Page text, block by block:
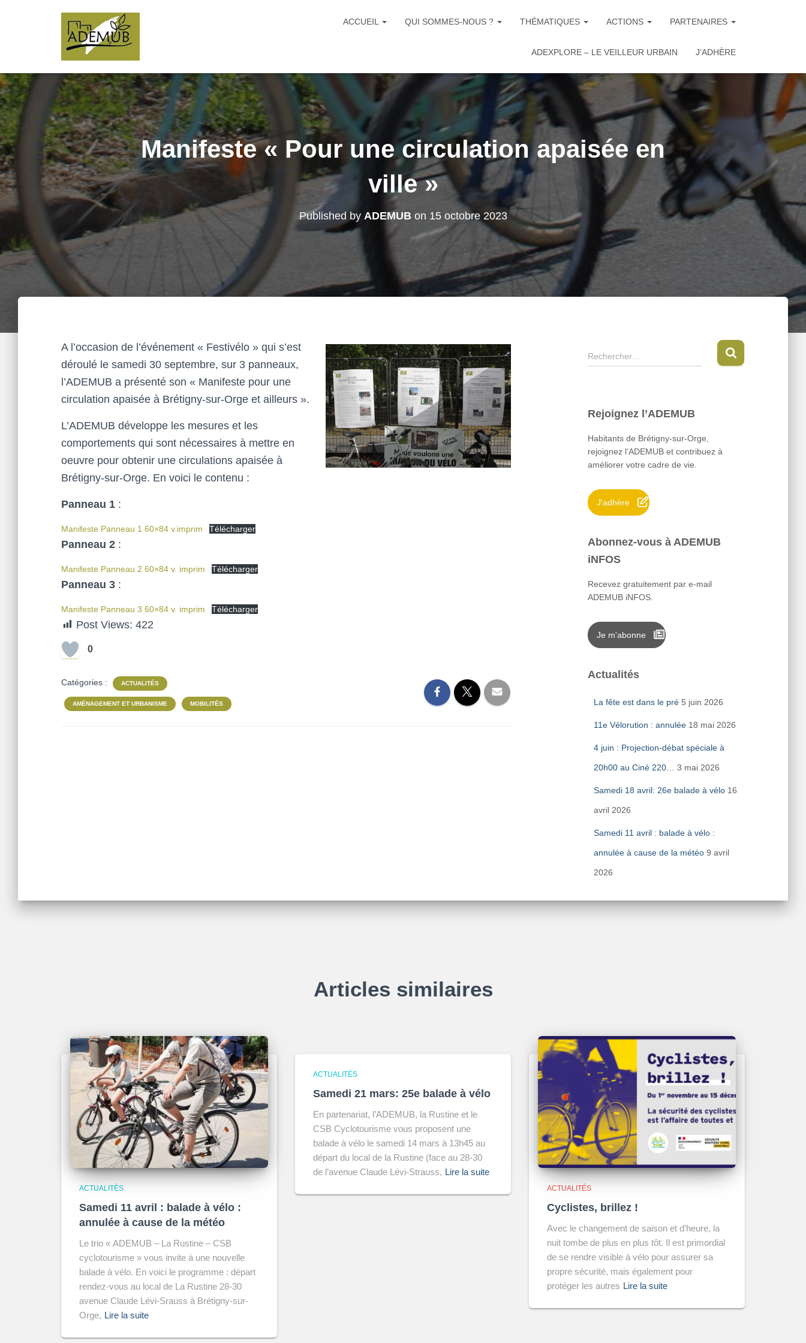
ACCUEIL QUI SOMMES-NOUS ? THÉMATIQUES ACTIONS PARTENAIRES
ADEXPLORE – LE VEILLEUR URBAIN J’ADHÈRE
Manifeste « Pour une circulation apaisée en
ville »
Published by ADEMUBon 15 octobre 2023
A l’occasion de l’événement « Festivélo » qui s’est
déroulé le samedi 30 septembre, sur 3 panneaux,
l’ADEMUB a présenté son « Manifeste pour une
circulation apaisée à Brétigny-sur-Orge et ailleurs ».
L’ADEMUB développe les mesures et les
comportements qui sont nécessaires à mettre en
oeuvre pour obtenir une circulations apaisée à
Brétigny-sur-Orge. En voici le contenu :
Panneau 1 :
Manifeste Panneau 1 60×84 v.imprim Télécharger
Panneau 2 :
Manifeste Panneau 2 60×84 v. imprim Télécharger
Panneau 3 :
Manifeste Panneau 3 60×84 v. imprim Télécharger
Post Views: 422
0
Catégories : ACTUALITÉS
AMÉNAGEMENT ET URBANISME MOBILITÉS
R
e
r
h
e
r
:
Rechercher…
Rejoignez l’ADEMUB
Habitants de Brétigny-sur-Orge,
rejoignez l’ADEMUB et contribuez à
améliorer votre cadre de vie.
J'adhère
Abonnez-vous à ADEMUB
iNFOS
Recevez gratuitement par e-mail
ADEMUB iNFOS.
Je m'abonne
Actualités
La fête est dans le pré 5 juin 2026
11e Vélorution : annulée 18 mai 2026
4 juin : Projection-débat spéciale à
20h00 au Ciné 220… 3 mai 2026
Samedi 18 avril: 26e balade à vélo 16
avril 2026
Samedi 11 avril : balade à vélo :
annulée à cause de la météo 9 avril
2026
Articles similaires
ACTUALITÉS
Samedi 11 avril : balade à vélo :
annulée à cause de la météo
Le trio « ADEMUB – La Rustine – CSB
cyclotourisme » vous invite à une nouvelle
balade à vélo. En voici le programme : départ
rendez-vous au local de La Rustine 28-30
avenue Claude Lévi-Srauss à Brétigny-sur-
Orge, Lire la suite
ACTUALITÉS
Samedi 21 mars: 25e balade à vélo
En partenariat, l’ADEMUB, la Rustine et le
CSB Cyclotourisme vous proposent une
balade à vélo le samedi 14 mars à 13h45 au
départ du local de la Rustine (face au 28-30
de l’avenue Claude Lévi-Strauss, Lire la suite
ACTUALITÉS
Cyclistes, brillez !
Avec le changement de saison et d’heure, la
nuit tombe de plus en plus tôt. Il est primordial
de se rendre visible à vélo pour assurer sa
propre sécurité, mais également pour
protéger les autres Lire la suite